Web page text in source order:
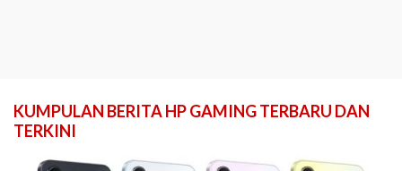
KUMPULAN BERITA HP GAMING TERBARU DAN
TERKINI